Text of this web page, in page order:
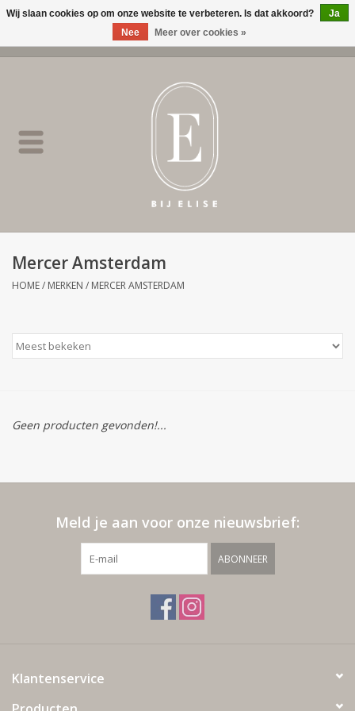
BIJ ELISE
SALE
Merken
Mercer Amsterdam
HOME/ MERKEN / MERCER AMSTERDAM
Geen producten gevonden!...
Meld je aan voor onze nieuwsbrief:
ABONNEER
Klantenservice
Wij slaan cookies op om onze website te verbeteren. Is dat akkoord?
Ja
Nee
Meer over cookies »